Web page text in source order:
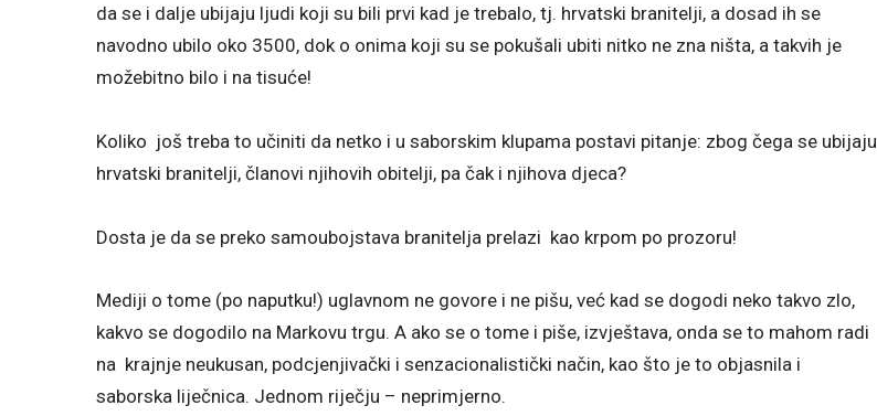
da se i dalje ubijaju ljudi koji su bili prvi kad je trebalo, tj. hrvatski branitelji, a dosad ih se
navodno ubilo oko 3500, dok o onima koji su se pokušali ubiti nitko ne zna ništa, a takvih je
možebitno bilo i na tisuće!
Koliko još treba to učiniti da netko i u saborskim klupama postavi pitanje: zbog čega se ubijaju
hrvatski branitelji, članovi njihovih obitelji, pa čak i njihova djeca?
Dosta je da se preko samoubojstava branitelja prelazi kao krpom po prozoru!
Mediji o tome (po naputku!) uglavnom ne govore i ne pišu, već kad se dogodi neko takvo zlo,
kakvo se dogodilo na Markovu trgu. A ako se o tome i piše, izvještava, onda se to mahom radi
na krajnje neukusan, podcjenjivački i senzacionalistički način, kao što je to objasnila i
saborska liječnica. Jednom riječju – neprimjerno.